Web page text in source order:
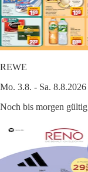
REWE
Mo. 3.8. - Sa. 8.8.2026
Noch bis morgen gültig